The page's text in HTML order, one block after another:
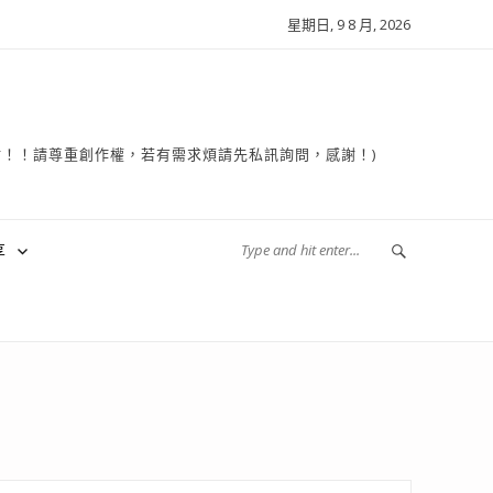
星期日, 9 8 月, 2026
請尊重創作權，若有需求煩請先私訊詢問，感謝！)